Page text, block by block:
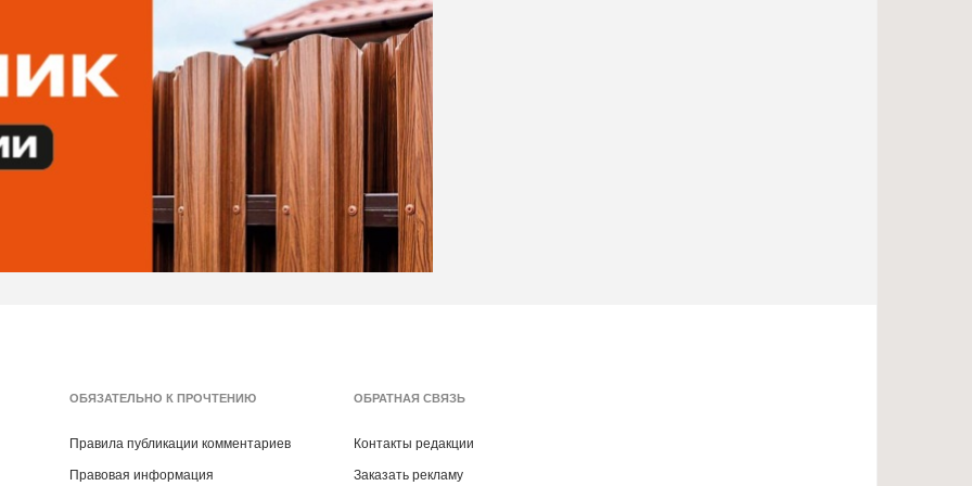
ОБЯЗАТЕЛЬНО К ПРОЧТЕНИЮ
Правила публикации комментариев
Правовая информация
ОБРАТНАЯ СВЯЗЬ
Контакты редакции
Заказать рекламу